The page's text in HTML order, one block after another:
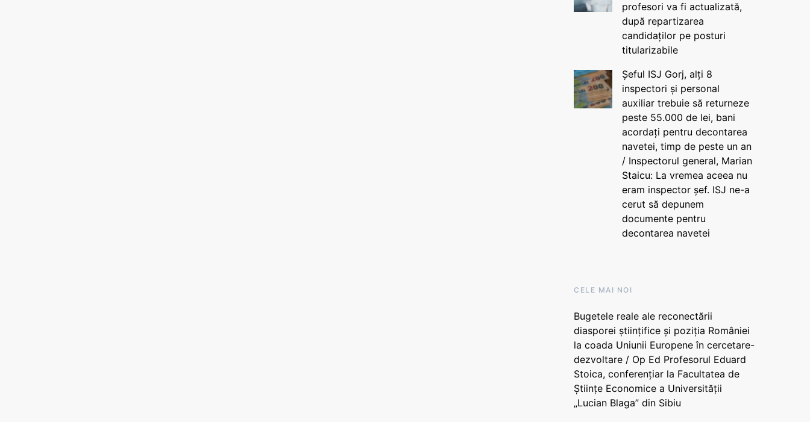
profesori va fi actualizată,
după repartizarea
candidaților pe posturi
titularizabile
Șeful ISJ Gorj, alți 8
inspectori și personal
auxiliar trebuie să returneze
peste 55.000 de lei, bani
acordați pentru decontarea
navetei, timp de peste un an
/ Inspectorul general, Marian
Staicu: La vremea aceea nu
eram inspector șef. ISJ ne-a
cerut să depunem
documente pentru
decontarea navetei
CELE MAI NOI
Bugetele reale ale reconectării
diasporei științifice și poziția României
la coada Uniunii Europene în cercetare-
dezvoltare / Op Ed Profesorul Eduard
Stoica, conferențiar la Facultatea de
Științe Economice a Universității
„Lucian Blaga” din Sibiu